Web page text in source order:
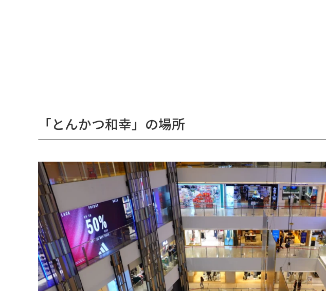
「とんかつ和幸」の場所